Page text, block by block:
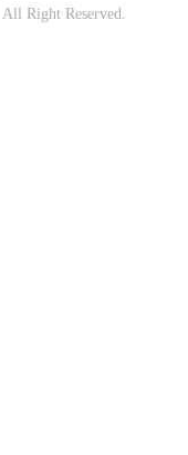
Right Reserved.